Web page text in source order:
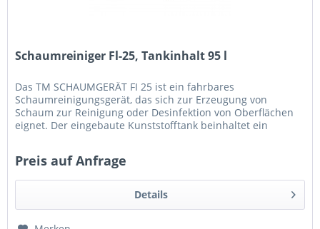
Schaumreiniger Fl-25, Tankinhalt 95 l
Das TM SCHAUMGERÄT FI 25 ist ein fahrbares
Schaumreinigungsgerät, das sich zur Erzeugung von
Schaum zur Reinigung oder Desinfektion von Oberflächen
eignet. Der eingebaute Kunststofftank beinhaltet ein
Preis auf Anfrage
Details